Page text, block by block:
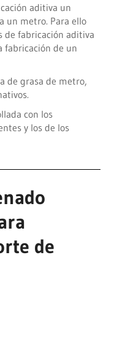
aditiva un
un metro. Para ello
de fabricación aditiva
fabricación de un
de grasa de metro,
con los
y los de los
de